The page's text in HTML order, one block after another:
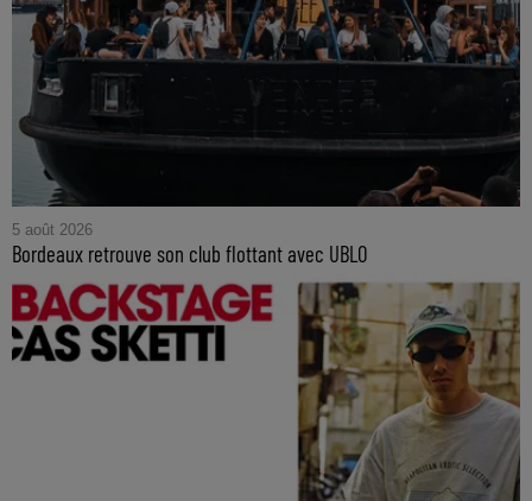
5 août 2026
Bordeaux retrouve son club flottant avec UBLO